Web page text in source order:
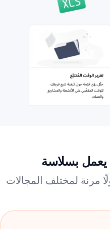
بسلاسة
مرنة لمختلف المجالات